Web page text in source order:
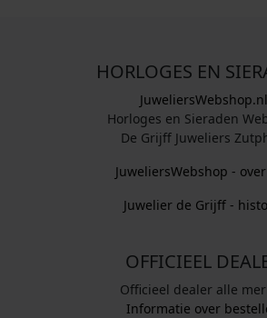
HORLOGES EN
JuweliersWebshop.nl
Horloges en Sieraden
De Grijff Juweliers
JuweliersWebshop -
Juwelier de Grijff -
OFFICIEEL
Officieel dealer alle
Informatie over